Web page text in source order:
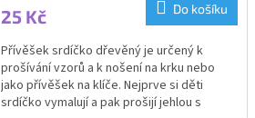
25 Kč Do košíku
Přívěšek srdíčko dřevěný je určený k
prošívání vzorů a k nošení na krku nebo
jako přívěšek na klíče. Nejprve si děti
srdíčko vymalují a pak prošijí jehlou s